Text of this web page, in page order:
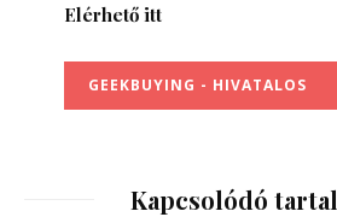
Elérhető itt
GEEKBUYING - HIVATALOS
Kapcsolódó